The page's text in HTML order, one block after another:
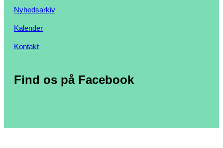
Nyhedsarkiv
Kalender
Kontakt
Find os på Facebook